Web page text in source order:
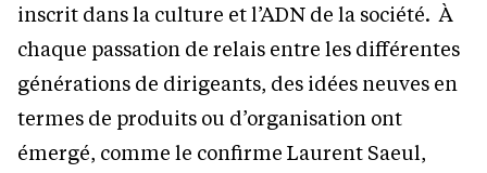
inscrit dans la culture et l’ADN de la société. À
chaque passation de relais entre les différentes
générations de dirigeants, des idées neuves en
termes de produits ou d’organisation ont
émergé, comme le confirme Laurent Saeul,